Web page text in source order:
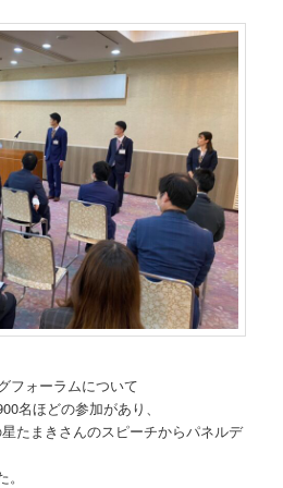
フォーラムについて
名ほどの参加があり、
たまきさんのスピーチからパネルデ